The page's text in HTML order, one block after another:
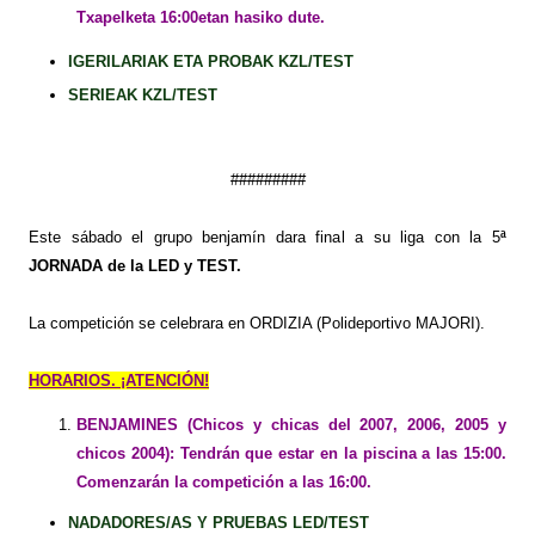
Txapelketa 16:00etan hasiko dute.
IGERILARIAK ETA PROBAK KZL/TEST
SERIEAK KZL/TEST
#########
Este sábado el grupo benjamín dara final a su liga con la 5ª
JORNADA de la LED y TEST.
La competición se celebrara en ORDIZIA (Polideportivo MAJORI).
HORARIOS. ¡ATENCIÓN!
BENJAMINES (Chicos y chicas del 2007, 2006, 2005 y
chicos 2004): Tendrán que estar en la piscina a las 15:00.
Comenzarán la competición a las 16:00.
NADADORES/AS Y PRUEBAS LED/TEST